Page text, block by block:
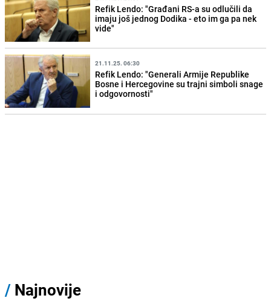
Refik Lendo: "Građani RS-a su odlučili da
imaju još jednog Dodika - eto im ga pa nek
vide"
21.11.25. 06:30
Refik Lendo: "Generali Armije Republike
Bosne i Hercegovine su trajni simboli snage
i odgovornosti"
/ Najnovije